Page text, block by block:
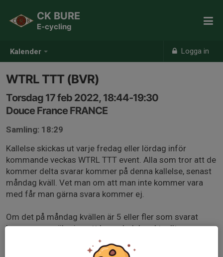
Kalender Logga in
CK BURE
E-cycling
WTRL TTT (BVR)
Torsdag 17 feb 2022, 18:44-19:30
Douce France FRANCE
Samling: 18:29
Kallelse skickas ut varje fredag eller lördag inför
kommande veckas WTRL TTT event. Alla som tror att de
kommer delta svarar kommer på denna kallelse, senast
måndag kväll. Vet man om att man inte kommer vara
med får man gärna svara kommer ej.
Om det på måndag kvällen är 5 eller fler som svarat
kommer, anmäler jag ett lag och delar aktuellt racepass
via vår messengergrupp och i denna kalenderaktivitet.
Den använder ni sedan för att göra den skarpa anmälan